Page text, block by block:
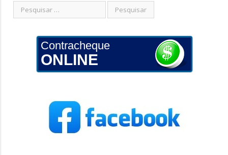
Contracheque
ONLINE